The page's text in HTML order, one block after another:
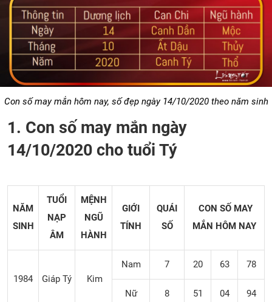
Con số may mắn hôm nay, số đẹp ngày 14/10/2020 theo năm sinh
1. Con số may mắn ngày
14/10/2020 cho tuổi Tý
NĂM
SINH
TUỔI
NẠP
ÂM
MỆNH
NGŨ
HÀNH
GIỚI
TÍNH
QUÁI
SỐ
CON SỐ MAY
MẮN HÔM NAY
1984 Giáp Tý Kim
Nam 7 20 63 78
Nữ 8 51 04 94